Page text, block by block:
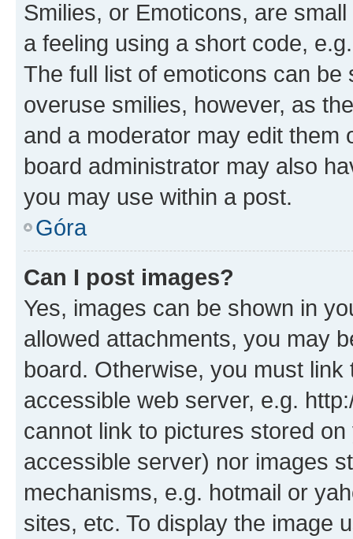
Smilies, or Emoticons, are
a feeling using a short code,
The full list of emoticons can
overuse smilies, however, as
and a moderator may edit them
board administrator may also
you may use within a post.
Góra
Can I post images?
Yes, images can be shown in
allowed attachments, you may
board. Otherwise, you must
accessible web server, e.g.
cannot link to pictures stored
accessible server) nor images
mechanisms, e.g. hotmail or
sites, etc. To display the image